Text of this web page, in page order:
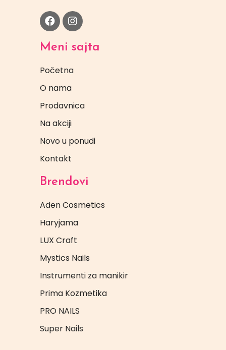
Meni sajta
Početna
O nama
Prodavnica
Na akciji
Novo u ponudi
Kontakt
Brendovi
Aden Cosmetics
Haryjama
LUX Craft
Mystics Nails
Instrumenti za manikir
Prima Kozmetika
PRO NAILS
Super Nails